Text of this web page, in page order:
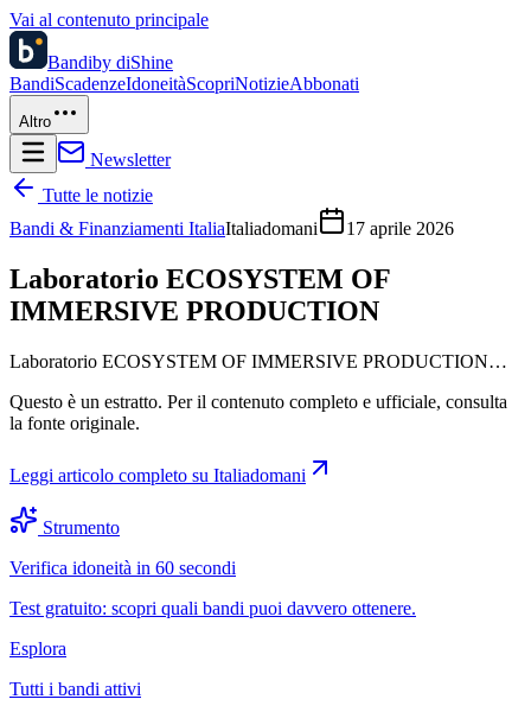
Vai al contenuto principale
Bandiby diShine
BandiScadenzeIdoneitàScopriNotizieAbbonati
Altro
Newsletter
Tutte le notizie
Bandi & Finanziamenti ItaliaItaliadomani 17 aprile 2026
Laboratorio ECOSYSTEM OF
IMMERSIVE PRODUCTION
Laboratorio ECOSYSTEM OF IMMERSIVE PRODUCTION…
Questo è un estratto. Per il contenuto completo e ufficiale, consulta
la fonte originale.
Leggi articolo completo su Italiadomani
Strumento
Verifica idoneità in 60 secondi
Test gratuito: scopri quali bandi puoi davvero ottenere.
Esplora
Tutti i bandi attivi